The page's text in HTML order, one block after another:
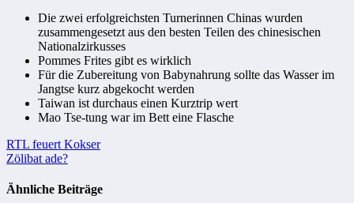
Die zwei erfolgreichsten Turnerinnen Chinas wurden
zusammengesetzt aus den besten Teilen des chinesischen
Nationalzirkusses
Pommes Frites gibt es wirklich
Für die Zubereitung von Babynahrung sollte das Wasser im
Jangtse kurz abgekocht werden
Taiwan ist durchaus einen Kurztrip wert
Mao Tse-tung war im Bett eine Flasche
Beitragsnavigation
RTL feuert Kokser
Zölibat ade?
Ähnliche Beiträge